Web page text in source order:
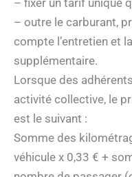
– outre le carburant,
compte l’entretien et
supplémentaire.
Lorsque des
activité collective, le
est le suivant :
Somme des
véhicule x 0,33 € +